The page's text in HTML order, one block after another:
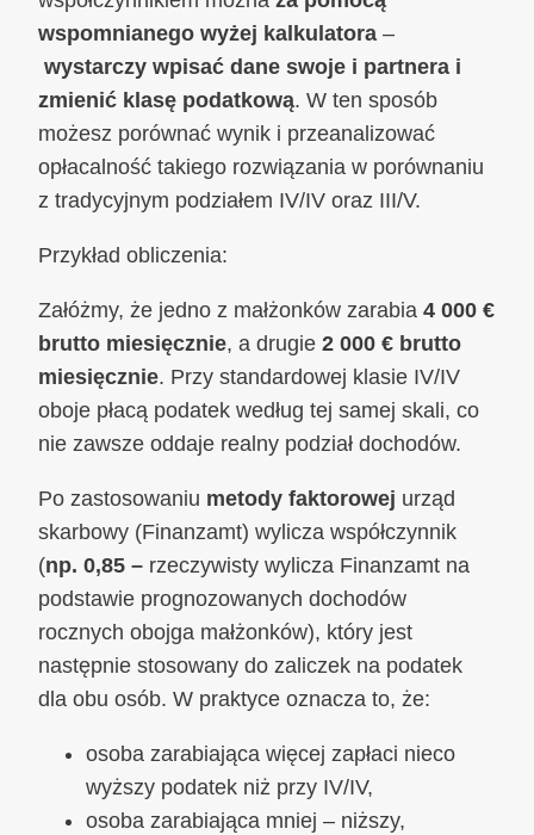
wspomnianego wyżej kalkulatora –
wystarczy wpisać dane swoje i partnera i
zmienić klasę podatkową. W ten sposób
możesz porównać wynik i przeanalizować
opłacalność takiego rozwiązania w porównaniu
z tradycyjnym podziałem IV/IV oraz III/V.
Przykład obliczenia:
Załóżmy, że jedno z małżonków zarabia 4 000 €
brutto miesięcznie, a drugie 2 000 € brutto
miesięcznie. Przy standardowej klasie IV/IV
oboje płacą podatek według tej samej skali, co
nie zawsze oddaje realny podział dochodów.
Po zastosowaniu metody faktorowej urząd
skarbowy (Finanzamt) wylicza współczynnik
(np. 0,85 – rzeczywisty wylicza Finanzamt na
podstawie prognozowanych dochodów
rocznych obojga małżonków), który jest
następnie stosowany do zaliczek na podatek
dla obu osób. W praktyce oznacza to, że:
osoba zarabiająca więcej zapłaci nieco
wyższy podatek niż przy IV/IV,
osoba zarabiająca mniej – niższy,